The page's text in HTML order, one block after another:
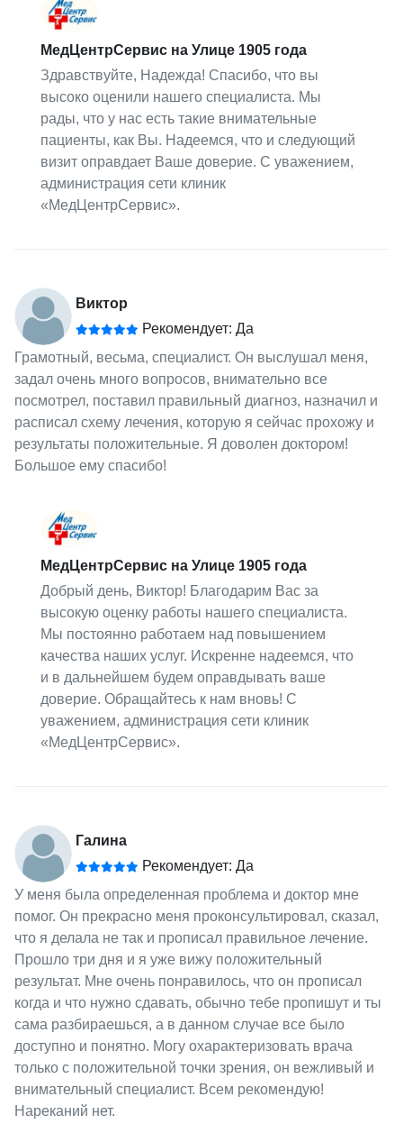
МедЦентрСервис на Улице 1905 года
Здравствуйте, Надежда! Спасибо, что вы
высоко оценили нашего специалиста. Мы
рады, что у нас есть такие внимательные
пациенты, как Вы. Надеемся, что и следующий
визит оправдает Ваше доверие. С уважением,
администрация сети клиник
«МедЦентрСервис».
Виктор
Рекомендует: Да
Грамотный, весьма, специалист. Он выслушал меня,
задал очень много вопросов, внимательно все
посмотрел, поставил правильный диагноз, назначил и
расписал схему лечения, которую я сейчас прохожу и
результаты положительные. Я доволен доктором!
Большое ему спасибо!
МедЦентрСервис на Улице 1905 года
Добрый день, Виктор! Благодарим Вас за
высокую оценку работы нашего специалиста.
Мы постоянно работаем над повышением
качества наших услуг. Искренне надеемся, что
и в дальнейшем будем оправдывать ваше
доверие. Обращайтесь к нам вновь! С
уважением, администрация сети клиник
«МедЦентрСервис».
Галина
Рекомендует: Да
У меня была определенная проблема и доктор мне
помог. Он прекрасно меня проконсультировал, сказал,
что я делала не так и прописал правильное лечение.
Прошло три дня и я уже вижу положительный
результат. Мне очень понравилось, что он прописал
когда и что нужно сдавать, обычно тебе пропишут и ты
сама разбираешься, а в данном случае все было
доступно и понятно. Могу охарактеризовать врача
только с положительной точки зрения, он вежливый и
внимательный специалист. Всем рекомендую!
Нареканий нет.